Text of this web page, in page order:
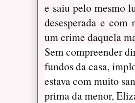
e saiu pelo mesmo
desesperada e
um crime daquela
Sem compreender
fundos da casa,
estava com muito
prima da menor,